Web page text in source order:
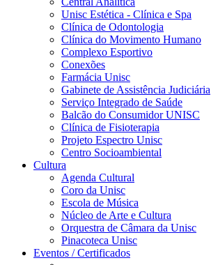
Unisc Estética - Clínica e Spa
Clínica de Odontologia
Clínica do Movimento Humano
Complexo Esportivo
Conexões
Farmácia Unisc
Gabinete de Assistência Judiciária
Serviço Integrado de Saúde
Balcão do Consumidor UNISC
Clínica de Fisioterapia
Projeto Espectro Unisc
Centro Socioambiental
Cultura
Agenda Cultural
Coro da Unisc
Escola de Música
Núcleo de Arte e Cultura
Orquestra de Câmara da Unisc
Pinacoteca Unisc
Eventos / Certificados